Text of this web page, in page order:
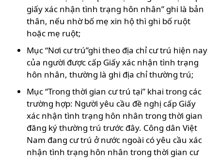
giấy xác nhận tình trạng hôn nhân” ghi là bản
thân, nếu nhờ bố mẹ xin hộ thì ghi bố ruột
hoặc mẹ ruột;
Mục “Nơi cư trú”ghi theo địa chỉ cư trú hiện nay
của người được cấp Giấy xác nhận tình trạng
hôn nhân, thường là ghi địa chỉ thường trú;
Mục “Trong thời gian cư trú tại” khai trong các
trường hợp: Người yêu cầu đề nghị cấp Giấy
xác nhận tình trạng hôn nhân trong thời gian
đăng ký thường trú trước đây. Công dân Việt
Nam đang cư trú ở nước ngoài có yêu cầu xác
nhận tình trạng hôn nhân trong thời gian cư